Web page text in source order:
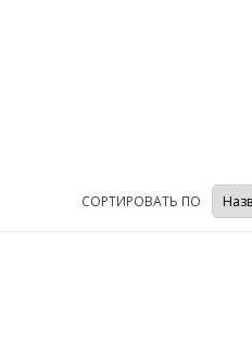
СОРТИРОВАТЬ ПО